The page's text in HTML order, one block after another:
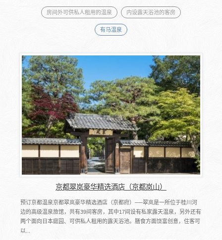
房间外可供私人租用的温泉 内设露天浴池的客房
有马温泉
京都翠岚豪华精选酒店（京都岚山）
预订京都温泉京都翠岚豪华精选酒店（京都府）──翠岚是一所位于桂川河
边的高级温泉旅馆，共有39间客房，其中17间设有私家露天温泉，另外还有
两个面向日本庭园、可供私人租用的露天浴池。膳食方面饶富创意，住客可
以...